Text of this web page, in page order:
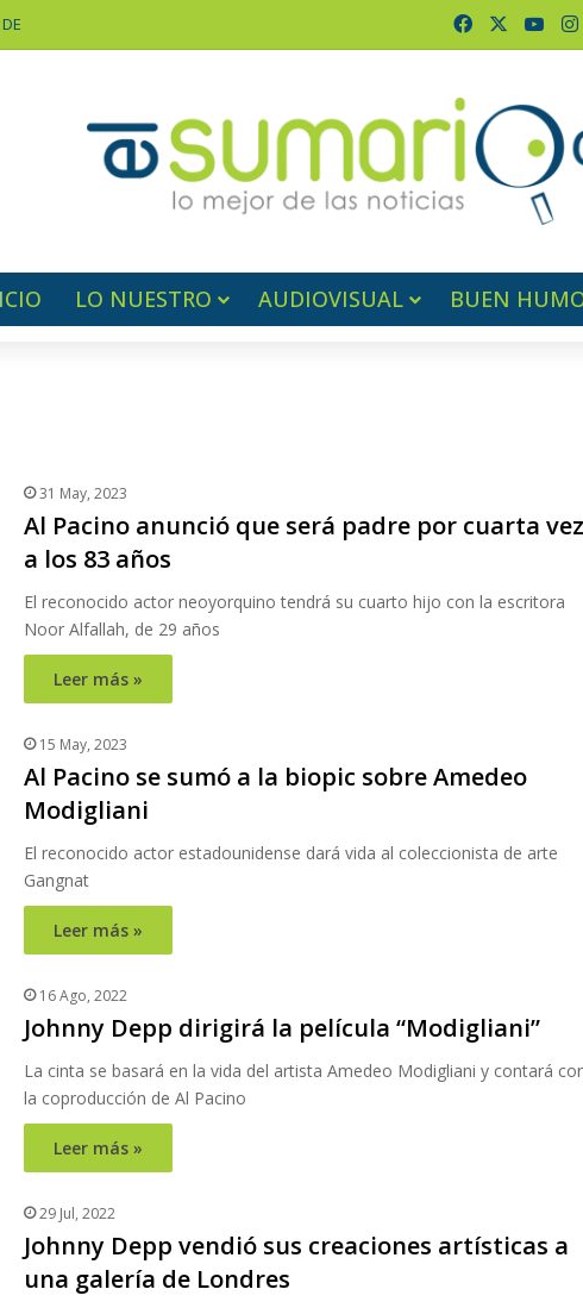
Facebook
LO NUESTRO AUDIOVISUAL BUEN
31 May, 2023
Al Pacino anunció que será padre por cuarta vez
a los 83 años
El reconocido actor neoyorquino tendrá su cuarto hijo con la escritora
Noor Alfallah, de 29 años
Leer más »
15 May, 2023
Al Pacino se sumó a la biopic sobre Amedeo
Modigliani
El reconocido actor estadounidense dará vida al coleccionista de arte
Gangnat
Leer más »
16 Ago, 2022
Johnny Depp dirigirá la película “Modigliani”
La cinta se basará en la vida del artista Amedeo Modigliani y contará
la coproducción de Al Pacino
Leer más »
29 Jul, 2022
Johnny Depp vendió sus creaciones artísticas a
una galería de Londres